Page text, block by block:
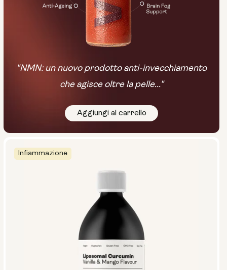
Infiammazione
"NMN: un nuovo prodotto anti-invecchiamento
che agisce oltre la pelle..."
Aggiungi al carrello